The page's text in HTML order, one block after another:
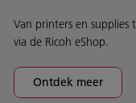
Van printers en supplies
via de Ricoh eShop.
Ontdek meer